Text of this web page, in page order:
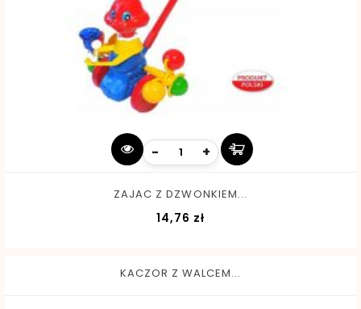
- +
ZAJAC Z DZWONKIEM...
14,76 złCena
KACZOR Z WALCEM...